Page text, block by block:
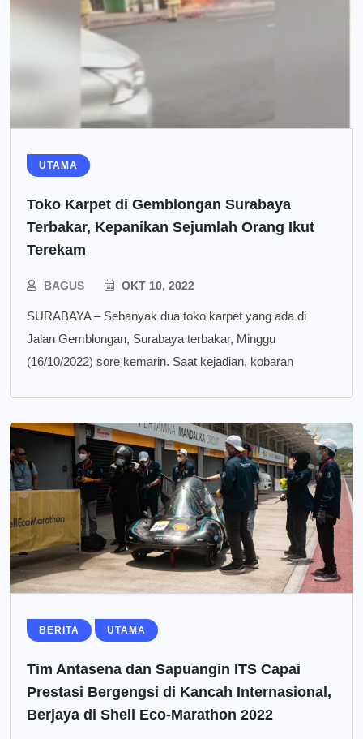
UTAMA
Toko Karpet di Gemblongan Surabaya
Terbakar, Kepanikan Sejumlah Orang Ikut
Terekam
BAGUS OKT 10, 2022
SURABAYA – Sebanyak dua toko karpet yang ada di
Jalan Gemblongan, Surabaya terbakar, Minggu
(16/10/2022) sore kemarin. Saat kejadian, kobaran
BERITA UTAMA
Tim Antasena dan Sapuangin ITS Capai
Prestasi Bergengsi di Kancah Internasional,
Berjaya di Shell Eco-Marathon 2022